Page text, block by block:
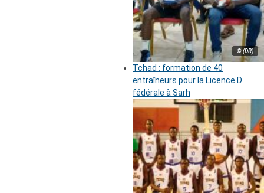
© (DR)
Tchad : formation de 40
entraîneurs pour la Licence D
fédérale à Sarh